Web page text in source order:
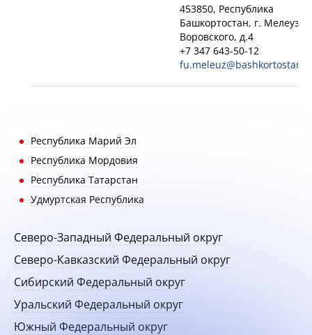
453850, Республика
Башкортостан, г. Мелеуз,
Воровского, д.4
+7 347 643-50-12
Республика Марий Эл
Республика Мордовия
Республика Татарстан
Удмуртская Республика
Северо-Западный Федеральный округ
Северо-Кавказский Федеральный округ
Сибирский Федеральный округ
Уральский Федеральный округ
Южный Федеральный округ